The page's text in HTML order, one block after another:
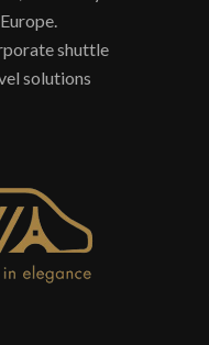
shuttle
solutions